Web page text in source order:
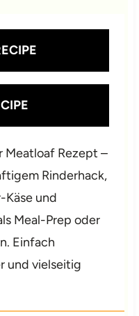
s
s
Meatloaf Rezept –
Rinderhack,
Käse und
Meal-Prep oder
Einfach
und vielseitig